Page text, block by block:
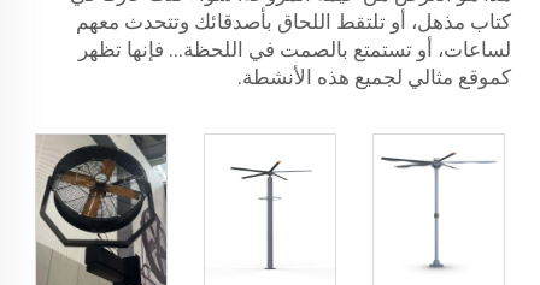
كتاب مذهل، أو تلتقط اللحاق بأصدقائك وتتحدث معهم
لساعات، أو تستمتع بالصمت في اللحظة... فإنها تظهر
كموقع مثالي لجميع هذه الأنشطة.